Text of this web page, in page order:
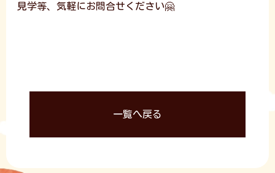
見学等、気軽にお問合せください🤗
一覧へ戻る